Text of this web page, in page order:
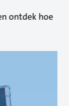
ontdek hoe